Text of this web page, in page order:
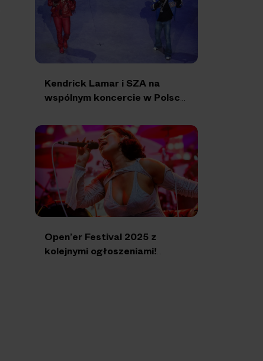
Kendrick Lamar i SZA na
wspólnym koncercie w Polsce!
Tour”?
Open’er Festival 2025 z
kolejnymi ogłoszeniami!